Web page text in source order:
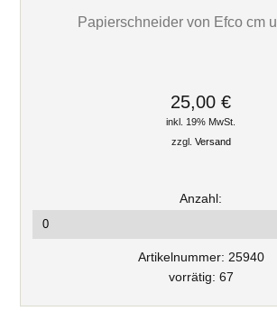
Papierschneider von Efco cm
25,00 €
inkl. 19% MwSt.
zzgl. Versand
Artikelnummer: 25940
vorrätig: 67